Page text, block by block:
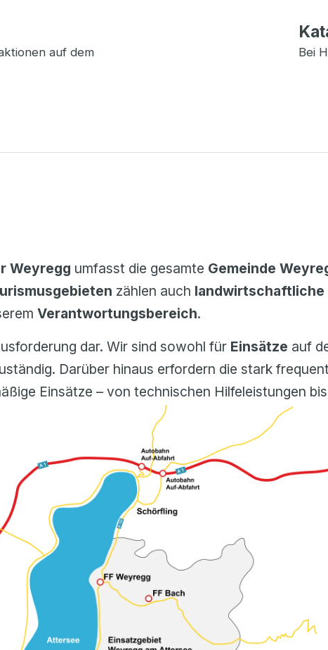
auf dem
Bei
Weyregg umfasst die gesamte Gemeinde
zählen auch landwirtschaftliche
Verantwortungsbereich.
dar. Wir sind sowohl für Einsätze auf
Darüber hinaus erfordern die stark
Einsätze – von technischen Hilfeleistungen